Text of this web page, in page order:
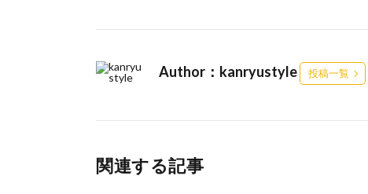
Author：kanryustyle 投稿一覧
関連する記事